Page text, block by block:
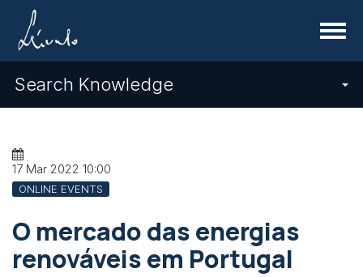
Menu
Search Knowledge
17 Mar 2022 10:00
ONLINE EVENTS
O mercado das energias
renováveis em Portugal